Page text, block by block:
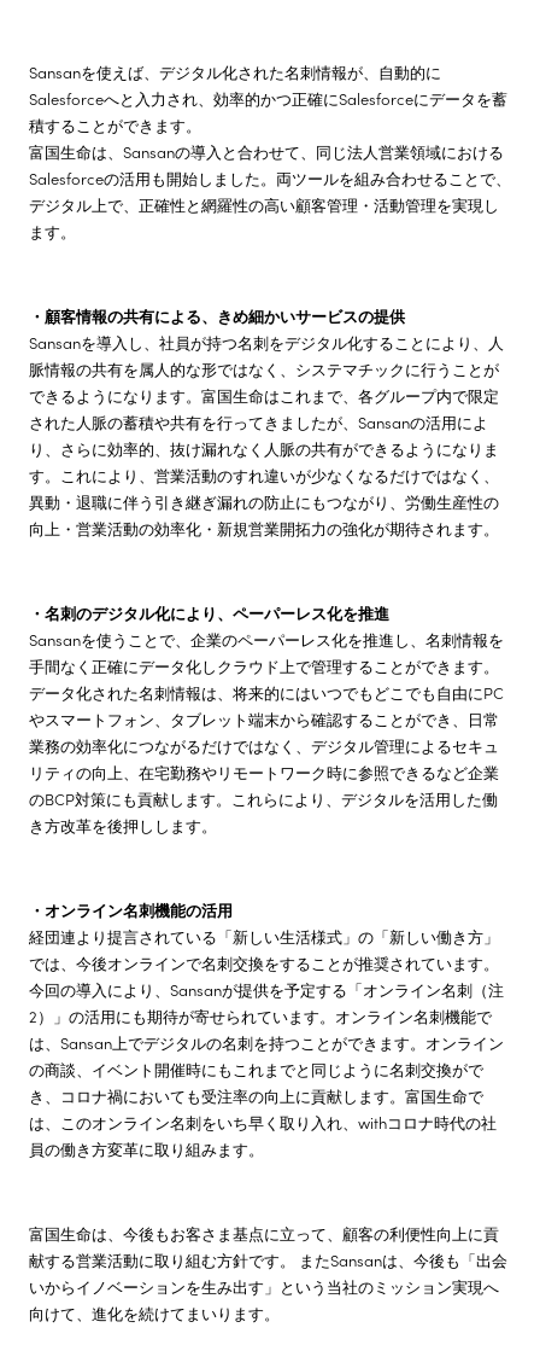
Sansanを使えば、デジタル化された名刺情報が、自動的に
Salesforceへと入力され、効率的かつ正確にSalesforceにデータを蓄
積することができます。
富国生命は、Sansanの導入と合わせて、同じ法人営業領域における
Salesforceの活用も開始しました。両ツールを組み合わせることで、
デジタル上で、正確性と網羅性の高い顧客管理・活動管理を実現し
ます。
・顧客情報の共有による、きめ細かいサービスの提供
Sansanを導入し、社員が持つ名刺をデジタル化することにより、人
脈情報の共有を属人的な形ではなく、システマチックに行うことが
できるようになります。富国生命はこれまで、各グループ内で限定
された人脈の蓄積や共有を行ってきましたが、Sansanの活用によ
り、さらに効率的、抜け漏れなく人脈の共有ができるようになりま
す。これにより、営業活動のすれ違いが少なくなるだけではなく、
異動・退職に伴う引き継ぎ漏れの防止にもつながり、労働生産性の
向上・営業活動の効率化・新規営業開拓力の強化が期待されます。
・名刺のデジタル化により、ペーパーレス化を推進
Sansanを使うことで、企業のペーパーレス化を推進し、名刺情報を
手間なく正確にデータ化しクラウド上で管理することができます。
データ化された名刺情報は、将来的にはいつでもどこでも自由にPC
やスマートフォン、タブレット端末から確認することができ、日常
業務の効率化につながるだけではなく、デジタル管理によるセキュ
リティの向上、在宅勤務やリモートワーク時に参照できるなど企業
のBCP対策にも貢献します。これらにより、デジタルを活用した働
き方改革を後押しします。
・オンライン名刺機能の活用
経団連より提言されている「新しい生活様式」の「新しい働き方」
では、今後オンラインで名刺交換をすることが推奨されています。
今回の導入により、Sansanが提供を予定する「オンライン名刺（注
2）」の活用にも期待が寄せられています。オンライン名刺機能で
は、Sansan上でデジタルの名刺を持つことができます。オンライン
の商談、イベント開催時にもこれまでと同じように名刺交換がで
き、コロナ禍においても受注率の向上に貢献します。富国生命で
は、このオンライン名刺をいち早く取り入れ、withコロナ時代の社
員の働き方変革に取り組みます。
富国生命は、今後もお客さま基点に立って、顧客の利便性向上に貢
献する営業活動に取り組む方針です。 またSansanは、今後も「出会
いからイノベーションを生み出す」という当社のミッション実現へ
向けて、進化を続けてまいります。